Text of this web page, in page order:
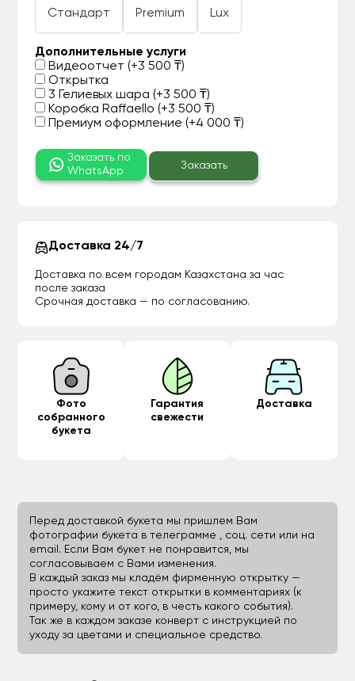
Стандарт Premium Lux
Дополнительные услуги
Видеоотчет (+3 500 ₸)
Открытка
3 Гелиевых шара (+3 500 ₸)
Коробка Raffaello (+3 500 ₸)
Премиум оформление (+4 000 ₸)
Заказать по
WhatsApp
Заказать
Доставка 24/7
Доставка по всем городам Казахстана за час
после заказа
Срочная доставка — по согласованию.
Фото
собранного
букета
Гарантия
свежести
Доставка
Перед доставкой букета мы пришлем Вам
фотографии букета в телеграмме , соц. сети или на
email. Если Вам букет не понравится, мы
согласовываем с Вами изменения.
В каждый заказ мы кладём фирменную открытку —
просто укажите текст открытки в комментариях (к
примеру, кому и от кого, в честь какого события).
Так же в каждом заказе конверт с инструкцией по
уходу за цветами и специальное средство.